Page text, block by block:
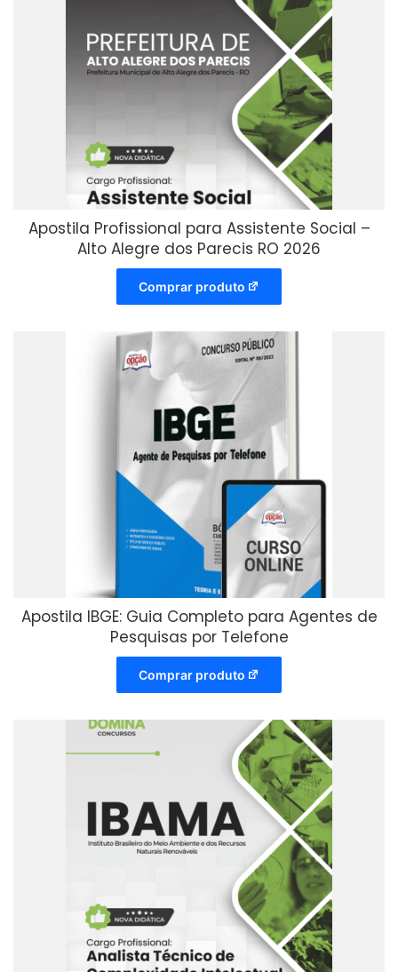
Apostila Profissional para Assistente Social –
Alto Alegre dos Parecis RO 2026
Comprar produto
Apostila IBGE: Guia Completo para Agentes de
Pesquisas por Telefone
Comprar produto